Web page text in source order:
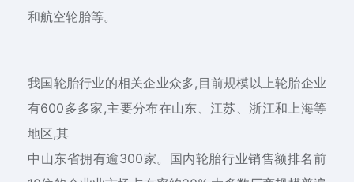
和航空轮胎等。
我国轮胎行业的相关企业众多,目前规模以上轮胎企业
有600多多家,主要分布在山东、江苏、浙江和上海等
地区,其
中山东省拥有逾300家。国内轮胎行业销售额排名前